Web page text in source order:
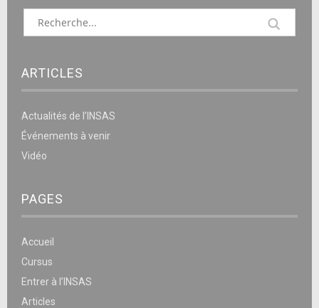
ARTICLES
Actualités de l’INSAS
Événements à venir
Vidéo
PAGES
Accueil
Cursus
Entrer à l’INSAS
Articles